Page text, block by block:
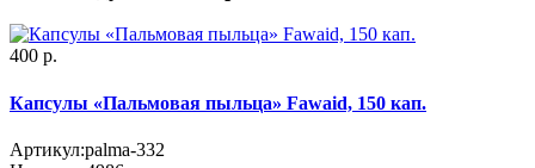
400 р.
Капсулы «Пальмовая пыльца» Fawaid, 150 кап.
Артикул:palma-332